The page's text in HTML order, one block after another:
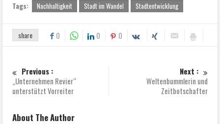
Tags: Nachhaltigkeit Stadt im Wandel Stadtentwicklung
share 0 0 0
Previous :
„Unternehmen Revier“
unterstützt Vorreiter
Next :
Weltenbummlerin und
Zeitbotschafter
About The Author